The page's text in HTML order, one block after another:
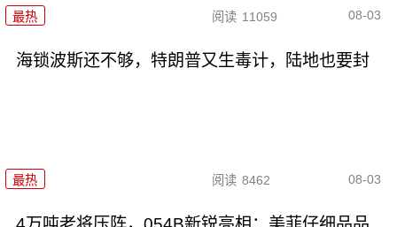
最热 阅读 11059 08-03
海锁波斯还不够，特朗普又生毒计，陆地也要封
最热 阅读 8462 08-03